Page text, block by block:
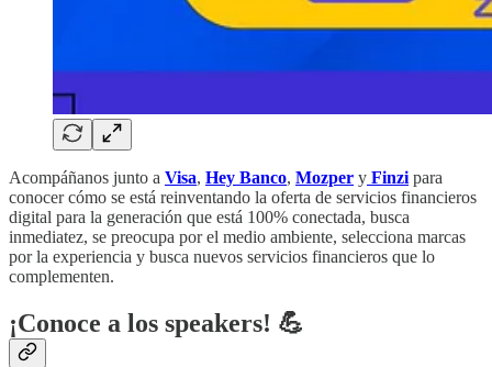
Acompáñanos junto a Visa, Hey Banco, Mozper y Finzi para
conocer cómo se está reinventando la oferta de servicios financieros
digital para la generación que está 100% conectada, busca
inmediatez, se preocupa por el medio ambiente, selecciona marcas
por la experiencia y busca nuevos servicios financieros que lo
complementen.
¡Conoce a los speakers! 💪